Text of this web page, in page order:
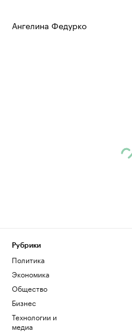
Ангелина Федурко
Рубрики
Политика
Экономика
Общество
Бизнес
Технологии и
медиа